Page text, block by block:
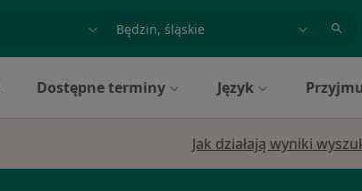
miasto lub dzielnica
Dostępne terminy Język
Jak działają wyniki